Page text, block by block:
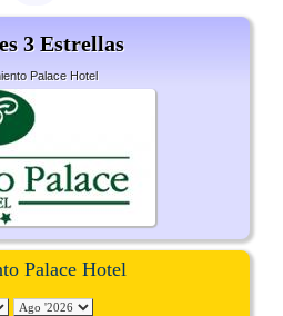
3 Estrellas
Palace Hotel
Palace Hotel